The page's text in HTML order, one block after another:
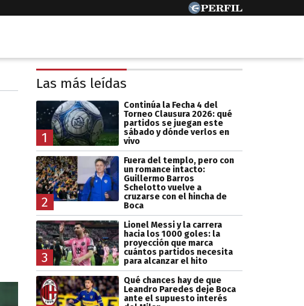
Las más leídas
1
Continúa la Fecha 4 del
Torneo Clausura 2026: qué
partidos se juegan este
sábado y dónde verlos en
vivo
2
Fuera del templo, pero con
un romance intacto:
Guillermo Barros
Schelotto vuelve a
cruzarse con el hincha de
Boca
3
Lionel Messi y la carrera
hacia los 1000 goles: la
proyección que marca
cuántos partidos necesita
para alcanzar el hito
Qué chances hay de que
Leandro Paredes deje Boca
ante el supuesto interés